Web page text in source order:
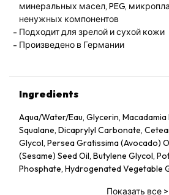
минеральных масел, PEG,
ненужных компонентов
Подходит для зрелой и сухой кожи
Произведено в Германии
Ingredients
Aqua/Water/Eau, Glycerin,
Squalane, Dicaprylyl Carbonate,
Glycol, Persea Gratissima (Avocado)
(Sesame) Seed Oil, Butylene Glycol,
Phosphate, Hydrogenated Vegetable
Показать все>